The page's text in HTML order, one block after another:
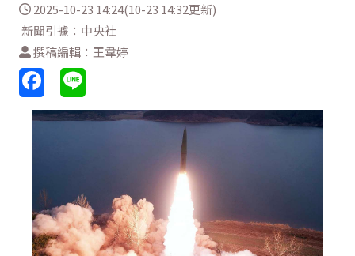
2025-10-23 14:24(10-23 14:32更新)
新聞引據：中央社
撰稿編輯：王韋婷